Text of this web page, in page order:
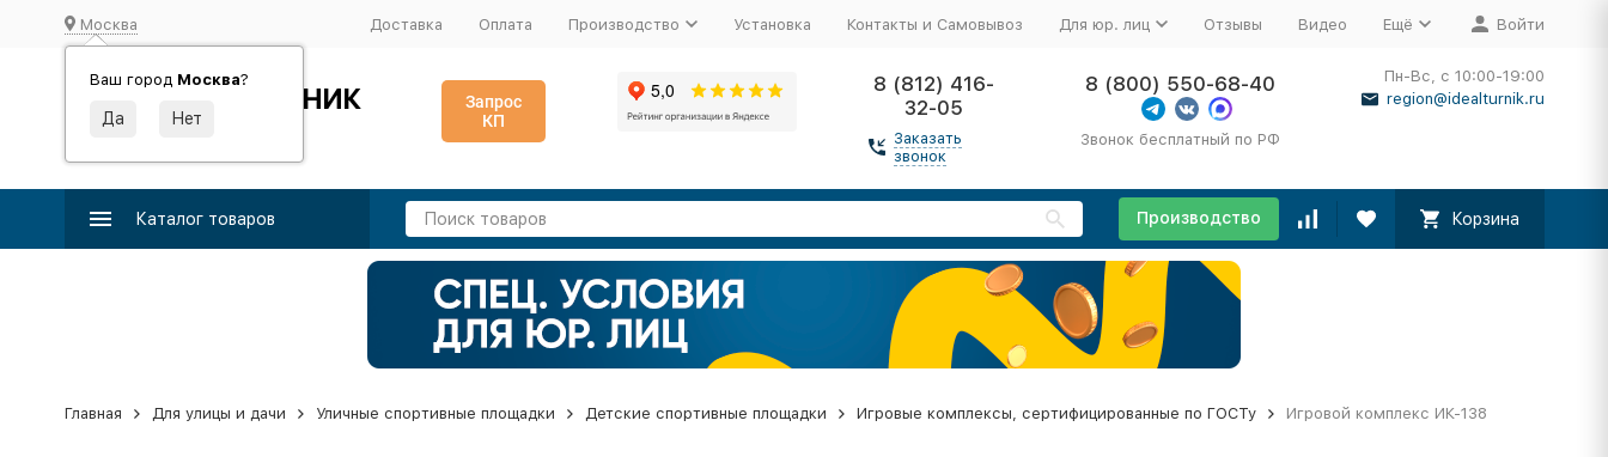
Москва
Ваш город Москва?
Доставка Оплата Производство Установка Контакты и Самовывоз Для юр. лиц Отзывы Видео Ещё Войти
ИДЕАЛЬНЫЙ ТУРНИК
Производство и поставка спортивного оборудования
Запрос
КП
8 (812) 416-
32-05
Заказать
звонок
8 (800) 550-68-40
Звонок бесплатный по РФ
Пн-Вс, с 10:00-19:00
region@idealturnik.ru
Каталог товаров Производство Корзина
Главная Для улицы и дачи Уличные спортивные площадки Детские спортивные площадки Игровые комплексы, сертифицированные по ГОСТу Игровой комплекс ИК-138